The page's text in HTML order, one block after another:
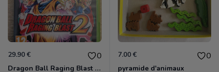
29.90 € 0
Dragon Ball Raging Blast 2 Xbox 360
7.00 € 0
pyramide d'animaux